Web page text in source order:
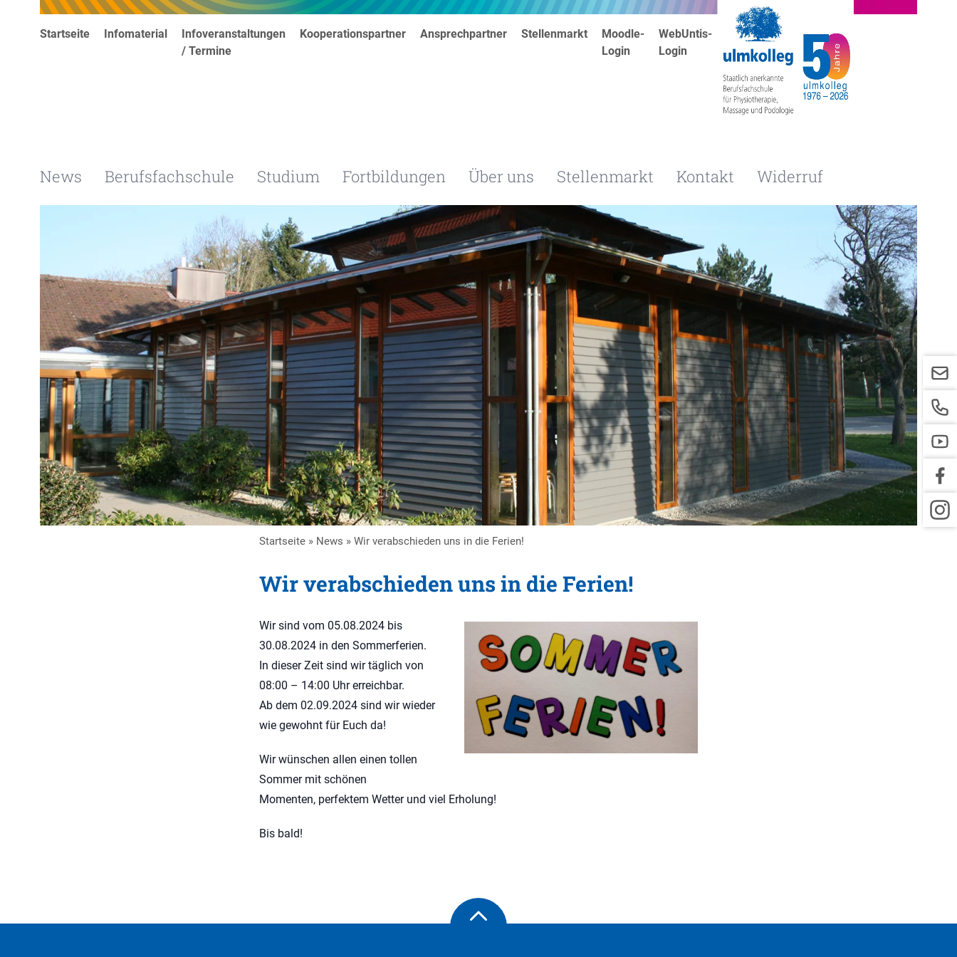
Startseite Infomaterial
Infoveranstaltungen
/ Termine
Kooperationspartner Ansprechpartner Stellenmarkt
Moodle-
Login
WebUntis-
Login
News Berufsfachschule Studium Fortbildungen Über uns Stellenmarkt Kontakt Widerruf
Startseite » News » Wir verabschieden uns in die Ferien!
Wir verabschieden uns in die Ferien!
Wir sind vom 05.08.2024 bis
30.08.2024 in den Sommerferien.
In dieser Zeit sind wir täglich von
08:00 – 14:00 Uhr erreichbar.
Ab dem 02.09.2024 sind wir wieder
wie gewohnt für Euch da!
Wir wünschen allen einen tollen
Sommer mit schönen
Momenten, perfektem Wetter und viel Erholung!
Bis bald!